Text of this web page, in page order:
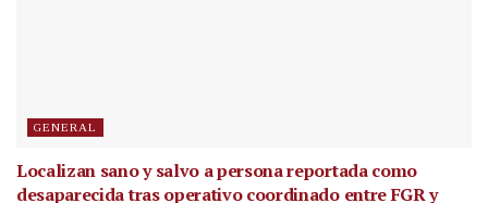
GENERAL
Localizan sano y salvo a persona reportada como
desaparecida tras operativo coordinado entre FGR y